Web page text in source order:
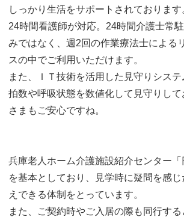
しっかり生活をサポートされております
24時間看護師が対応。24時間介護士常
みではなく、週2回の作業療法士による
スの中でご利用いただけます。
また、ＩＴ技術を活用した見守りシス
拍数や呼吸状態を数値化して見守りし
さまもご安心ですね。
兵庫老人ホーム介護施設紹介センター
を基本としており、見学時に疑問を感
えできる体制をとっています。
また、ご契約時やご入居の際も同行す